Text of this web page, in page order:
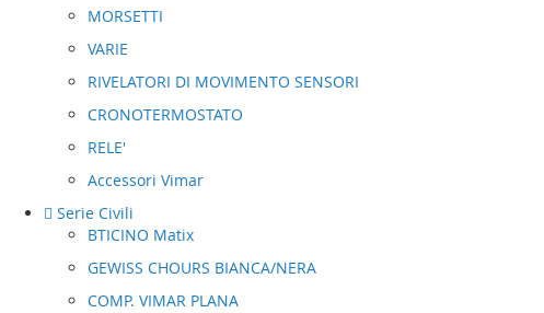
MORSETTI
VARIE
RIVELATORI DI MOVIMENTO SENSORI
CRONOTERMOSTATO
RELE'
Accessori Vimar
Serie Civili
BTICINO Matix
GEWISS CHOURS BIANCA/NERA
COMP. VIMAR PLANA